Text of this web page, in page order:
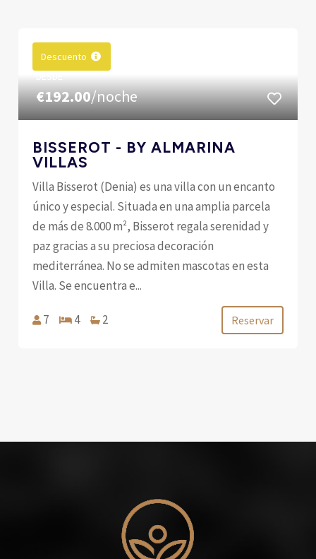
Descuento
€192.00/noche
BISSEROT - BY ALMARINA
VILLAS
Villa Bisserot (Denia) es una villa con un encanto
único y especial. Situada en una amplia parcela
de más de 8.000 m², Bisserot regala serenidad y
paz gracias a su preciosa decoración
mediterránea. No se admiten mascotas en esta
Villa. Se encuentra e...
7 4 2 Reservar